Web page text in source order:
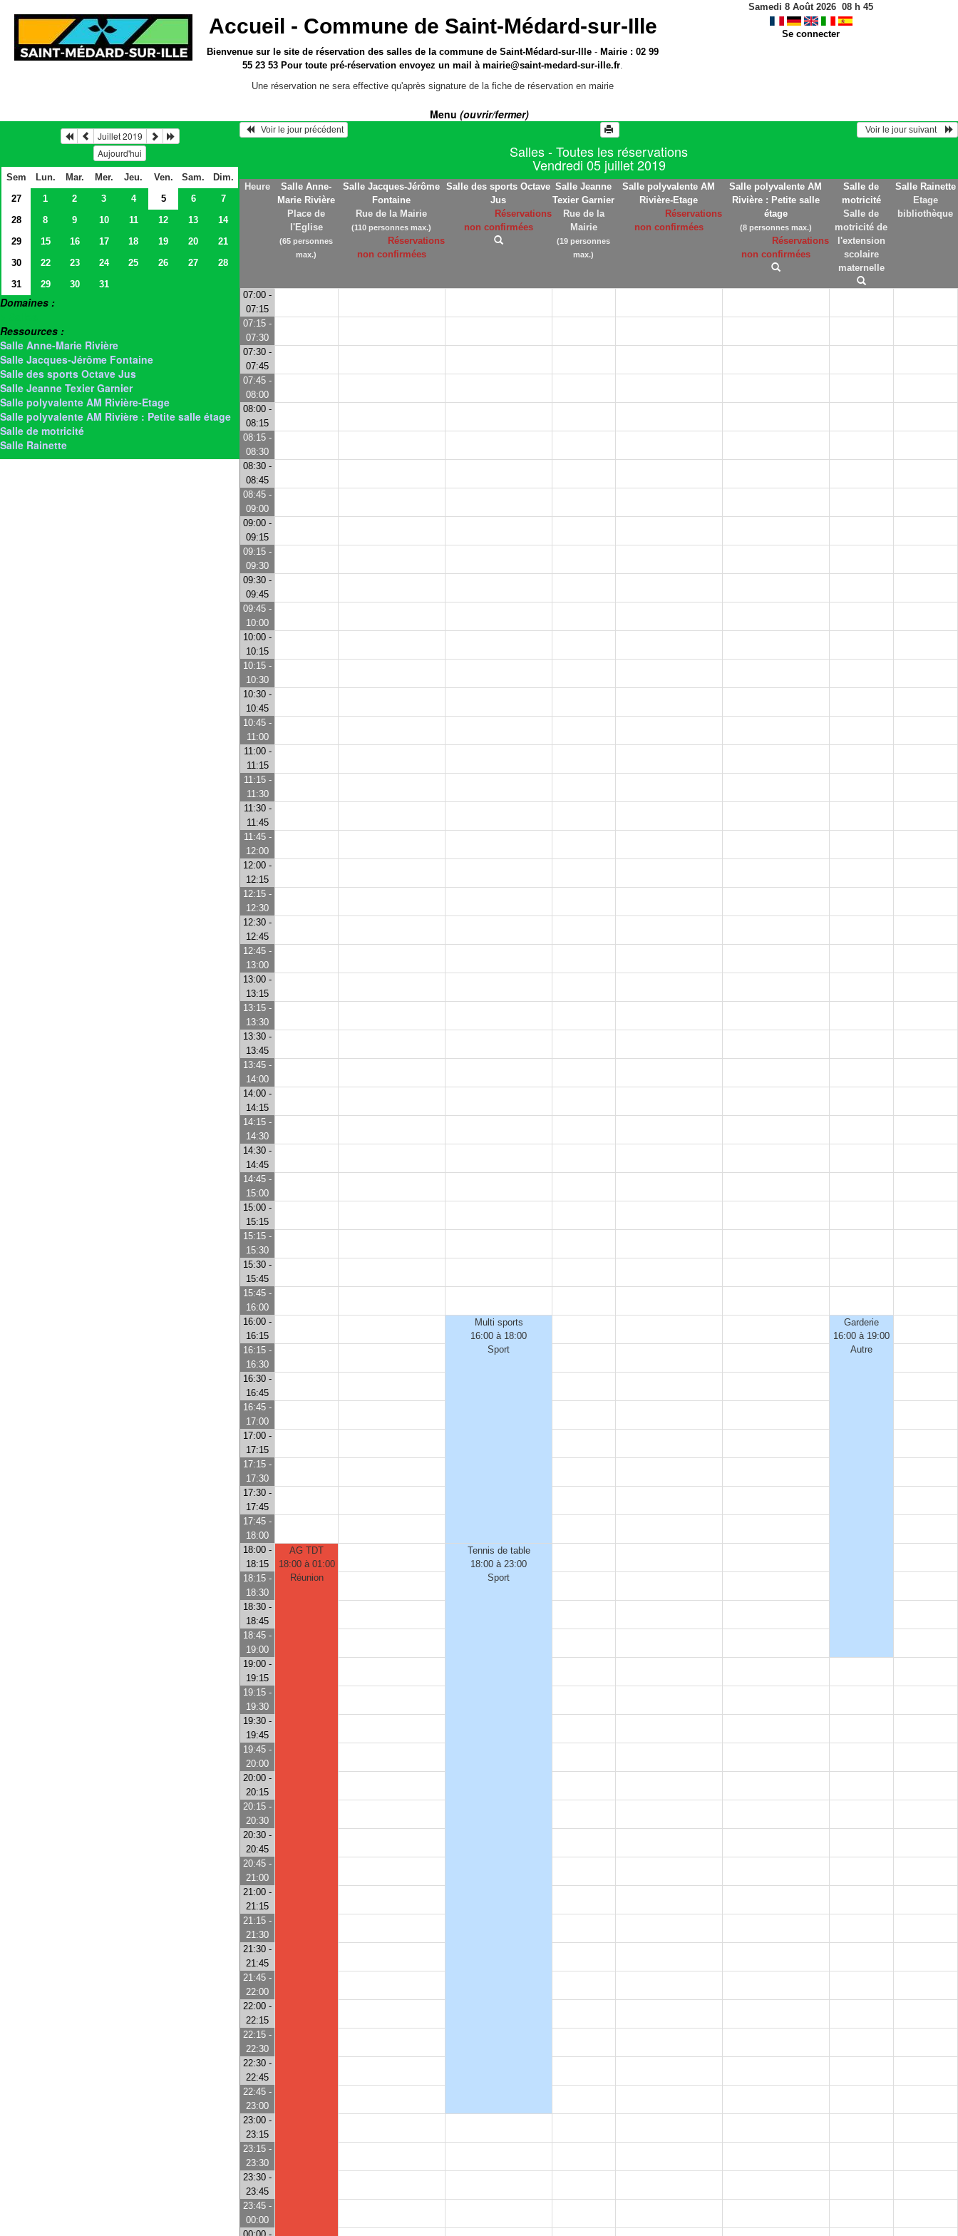
Accueil - Commune de Saint-Médard-sur-Ille
Bienvenue sur le sitede réservation des salles de la commune de Saint-Médard-sur-Ille - Mairie : 02 99
55 23 53 Pour toute pré-réservation envoyez un mail àmairie@saint-medard-sur-ille.fr.
Une réservation ne sera effective qu'après signature de la fiche de réservation en mairie
Samedi 8 Août 2026 08 h 45
Se connecter
Menu (ouvrir/fermer)
Juillet 2019
Aujourd'hui
Sem Lun. Mar. Mer. Jeu. Ven. Sam.
Dim.
27
1 2 3 4 5 6
7
28
8 9 10 11 12 13
14
29
15 16 17 18 19 20
21
30
22 23 24 25 26 27
28
31
29 30 31
Domaines :
Ressources :
Salle Anne-Marie Rivière
Salle Jacques-Jérôme Fontaine
Salle des sports Octave Jus
Salle Jeanne Texier Garnier
Salle polyvalente AM Rivière-Etage
Salle polyvalente AM Rivière : Petite salle étage
Salle de motricité
Salle Rainette
   Voir le jour précédent
  Voir le jour suivant
Salles - Toutes les réservations
Vendredi 05 juillet 2019
Heure
Salle Anne-
Marie Rivière
Place de
l'Eglise
(65 personnes
max.)
Salle Jacques-Jérôme
Fontaine
Rue de la Mairie
(110 personnes max.)
Réservations
non confirmées
Salle des sports Octave
Jus
Réservations
non confirmées
Salle Jeanne
Texier Garnier
Rue de la
Mairie
(19 personnes
max.)
Salle polyvalente AM
Rivière-Etage
Réservations
non confirmées
Salle polyvalente AM
Rivière : Petite salle
étage
(8 personnes max.)
Réservations
non confirmées
Salle de
motricité
Salle de
motricité de
l'extension
scolaire
maternelle
Salle Rainette
Etage
bibliothèque
07:00 -
07:15
07:15 -
07:30
07:30 -
07:45
07:45 -
08:00
08:00 -
08:15
08:15 -
08:30
08:30 -
08:45
08:45 -
09:00
09:00 -
09:15
09:15 -
09:30
09:30 -
09:45
09:45 -
10:00
10:00 -
10:15
10:15 -
10:30
10:30 -
10:45
10:45 -
11:00
11:00 -
11:15
11:15 -
11:30
11:30 -
11:45
11:45 -
12:00
12:00 -
12:15
12:15 -
12:30
12:30 -
12:45
12:45 -
13:00
13:00 -
13:15
13:15 -
13:30
13:30 -
13:45
13:45 -
14:00
14:00 -
14:15
14:15 -
14:30
14:30 -
14:45
14:45 -
15:00
15:00 -
15:15
15:15 -
15:30
15:30 -
15:45
15:45 -
16:00
16:00 -
16:15
Multi sports
16:00 à 18:00
Sport
Garderie
16:00 à 19:00
Autre
16:15 -
16:30
16:30 -
16:45
16:45 -
17:00
17:00 -
17:15
17:15 -
17:30
17:30 -
17:45
17:45 -
18:00
18:00 -
18:15
AG TDT
18:00 à 01:00
Réunion
Tennis de table
18:00 à 23:00
Sport
18:15 -
18:30
18:30 -
18:45
18:45 -
19:00
19:00 -
19:15
19:15 -
19:30
19:30 -
19:45
19:45 -
20:00
20:00 -
20:15
20:15 -
20:30
20:30 -
20:45
20:45 -
21:00
21:00 -
21:15
21:15 -
21:30
21:30 -
21:45
21:45 -
22:00
22:00 -
22:15
22:15 -
22:30
22:30 -
22:45
22:45 -
23:00
23:00 -
23:15
23:15 -
23:30
23:30 -
23:45
23:45 -
00:00